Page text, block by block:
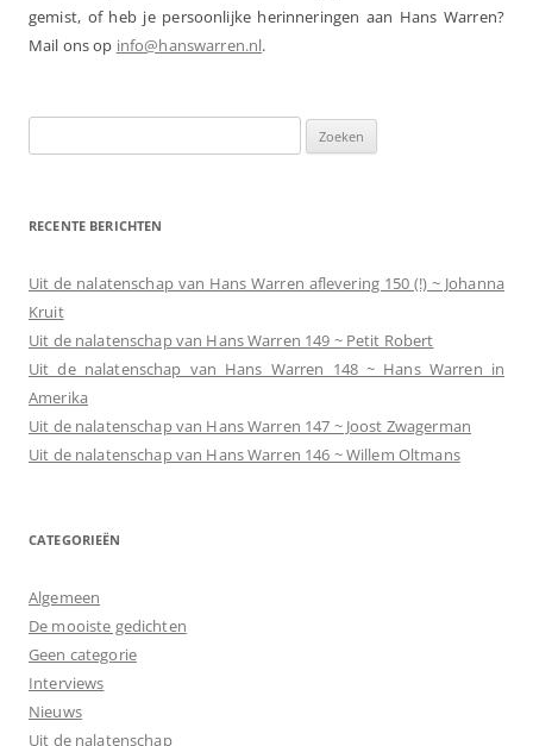
gemist, of heb je persoonlijke herinneringen aan Hans Warren?
Mail ons op info@hanswarren.nl.
naar:
RECENTE BERICHTEN
Uit de nalatenschap van Hans Warren aflevering 150 (!) ~ Johanna
Kruit
Uit de nalatenschap van Hans Warren 149 ~ Petit Robert
Uit de nalatenschap van Hans Warren 148 ~ Hans Warren in
Amerika
Uit de nalatenschap van Hans Warren 147 ~ Joost Zwagerman
Uit de nalatenschap van Hans Warren 146 ~ Willem Oltmans
CATEGORIEËN
Algemeen
De mooiste gedichten
Geen categorie
Interviews
Nieuws
Uit de nalatenschap